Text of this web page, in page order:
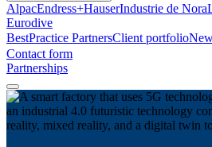
AlpacEndress+HauserIndustrie de Nora
Eurodive
BestPractice PartnersClient portfolio
Contact form
Partnerships